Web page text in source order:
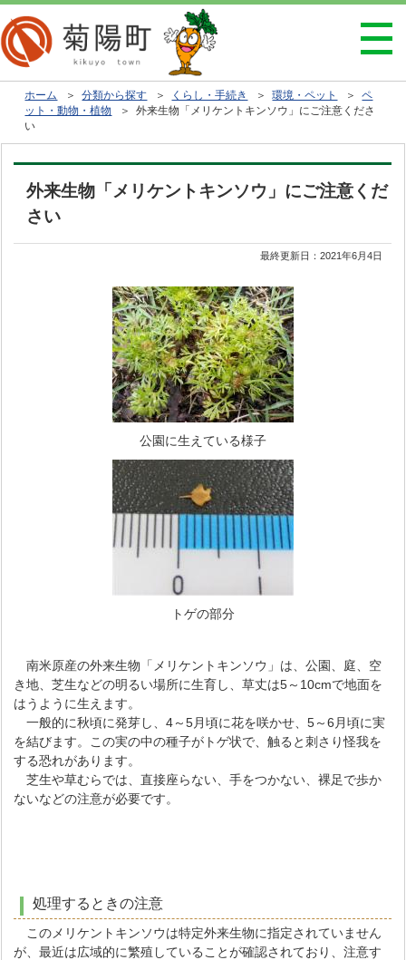
ホーム ＞分類から探す ＞ くらし・手続き ＞環境・ペット ＞ペ
ット・動物・植物
＞ 外来生物「メリケントキンソウ」にご注意くださ
い
外来生物「メリケントキンソウ」にご注意くだ
さい
最終更新日：2021年6月4日
公園に生えている様子
トゲの部分
南米原産の外来生物「メリケントキンソウ」は、公園、庭、空
き地、芝生などの明るい場所に生育し、草丈は5～10cmで地面を
はうように生えます。
一般的に秋頃に発芽し、4～5月頃に花を咲かせ、5～6月頃に実
を結びます。この実の中の種子がトゲ状で、触ると刺さり怪我を
する恐れがあります。
芝生や草むらでは、直接座らない、手をつかない、裸足で歩か
ないなどの注意が必要です。
処理するときの注意
このメリケントキンソウは特定外来生物に指定されていません
が、最近は広域的に繁殖していることが確認されており、注意す